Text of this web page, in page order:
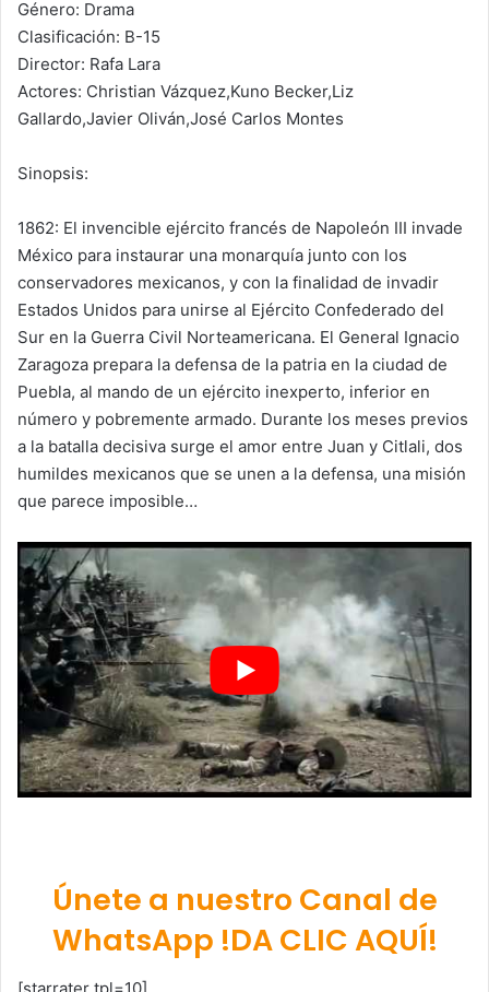
Género: Drama
Clasificación: B-15
Director: Rafa Lara
Actores: Christian Vázquez,Kuno Becker,Liz
Gallardo,Javier Oliván,José Carlos Montes
Sinopsis:
1862: El invencible ejército francés de Napoleón III invade
México para instaurar una monarquía junto con los
conservadores mexicanos, y con la finalidad de invadir
Estados Unidos para unirse al Ejército Confederado del
Sur en la Guerra Civil Norteamericana. El General Ignacio
Zaragoza prepara la defensa de la patria en la ciudad de
Puebla, al mando de un ejército inexperto, inferior en
número y pobremente armado. Durante los meses previos
a la batalla decisiva surge el amor entre Juan y Citlali, dos
humildes mexicanos que se unen a la defensa, una misión
que parece imposible…
Únete a nuestro Canal de
WhatsApp !DA CLIC AQUÍ!